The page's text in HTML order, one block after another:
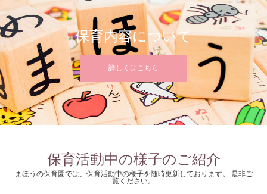
保育内容について
詳しくはこちら
保育活動中の様子のご紹介
まほうの保育園では、保育活動中の様子を随時更新しております。 是非ご
覧ください。